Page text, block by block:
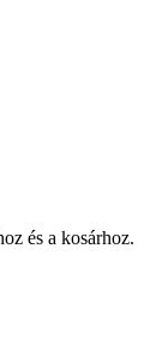
és a kosárhoz.